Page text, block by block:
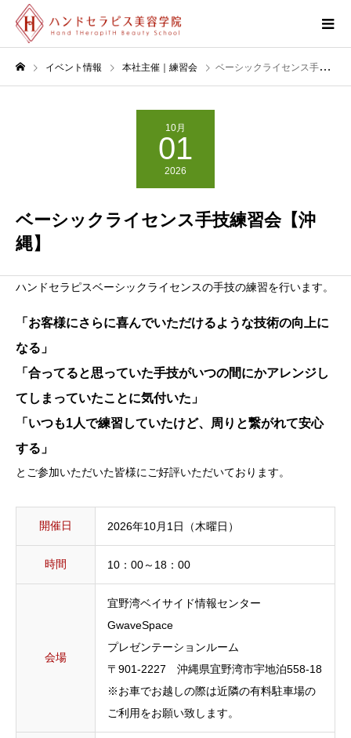
イベント情報 本社主催｜練習会 ベーシックライセンス手技練習会【沖縄】
10月
01
2026
ベーシックライセンス手技練習会【沖
縄】
ハンドセラピスベーシックライセンスの手技の練習を行います。
「お客様にさらに喜んでいただけるような技術の向上に
なる」
「合ってると思っていた手技がいつの間にかアレンジし
てしまっていたことに気付いた」
「いつも1人で練習していたけど、周りと繋がれて安心
する」
とご参加いただいた皆様にご好評いただいております。
開催日 2026年10月1日（木曜日）
時間 10：00～18：00
会場
宜野湾ベイサイド情報センター
GwaveSpace
プレゼンテーションルーム
〒901-2227 沖縄県宜野湾市宇地泊558-18
※お車でお越しの際は近隣の有料駐車場の
ご利用をお願い致します。